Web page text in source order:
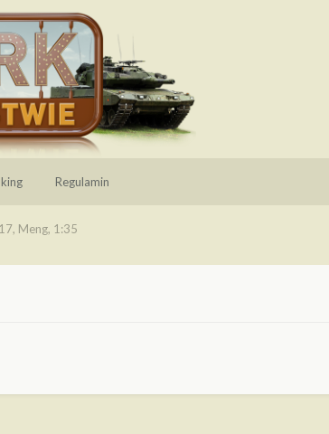
Regulamin
Meng, 1:35